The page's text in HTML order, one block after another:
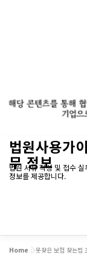
법원사용가
무 정보
법원 서류 작성 및 접수
정보를 제공합니다.
Home »못찾은 보험 찾는법